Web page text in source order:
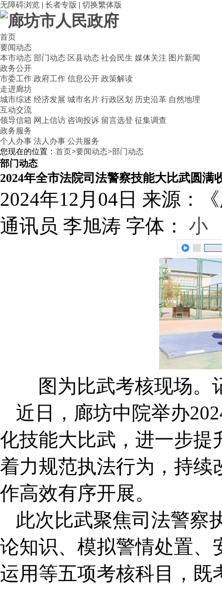
无障碍浏览 | 长者专版 | 切换繁体版
首页
要闻动态
本市动态 部门动态 区县动态 社会民生 媒体关注 图片新闻
政务公开
市委工作 政府工作 信息公开 政策解读
走进廊坊
城市综述 经济发展 城市名片 行政区划 历史沿革 自然地理
互动交流
领导信箱 网上信访 咨询投诉 留言选登 征集调查
政务服务
个人办事 法人办事 公共服务
您现在的位置： 首页>要闻动态>部门动态
部门动态
2024年全市法院司法警察技能大比武圆满
2024年12月04日 来源：
通讯员 李旭涛 字体： 小
图为比武考核现场。
近日，廊坊中院举办
化技能大比武，进一步提
着力规范执法行为，持续
作高效有序开展。
此次比武聚焦司法警察
论知识、模拟警情处置、
运用等五项考核科目，既